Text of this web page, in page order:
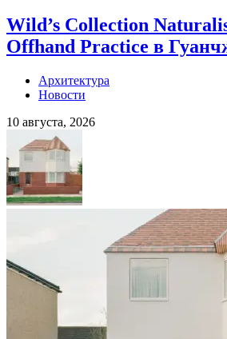
Wild’s Collection
Offhand Practice в
Архитектура
Новости
10 августа, 2026